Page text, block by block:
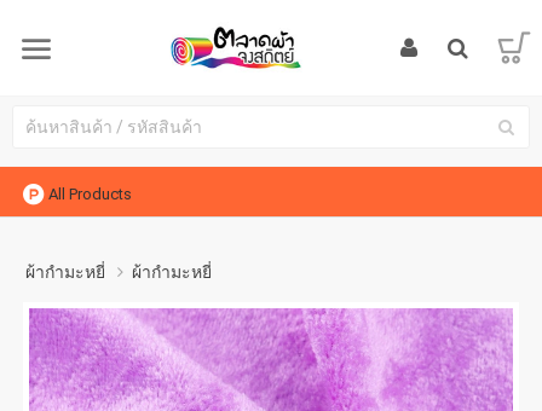
All Products
ผ้ากำมะหยี่ ผ้ากำมะหยี่